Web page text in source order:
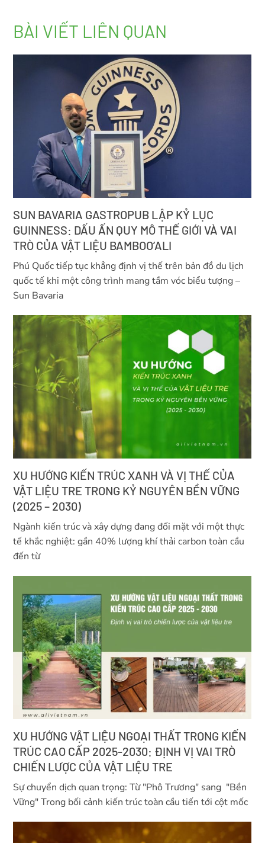
BÀI VIẾT LIÊN QUAN
SUN BAVARIA GASTROPUB LẬP KỶ LỤC
GUINNESS: DẤU ẤN QUY MÔ THẾ GIỚI VÀ VAI
TRÒ CỦA VẬT LIỆU BAMBOO’ALI
Phú Quốc tiếp tục khẳng định vị thế trên bản đồ du lịch
quốc tế khi một công trình mang tầm vóc biểu tượng –
Sun Bavaria
XU HƯỚNG KIẾN TRÚC XANH VÀ VỊ THẾ CỦA
VẬT LIỆU TRE TRONG KỶ NGUYÊN BỀN VỮNG
(2025 – 2030)
Ngành kiến trúc và xây dựng đang đối mặt với một thực
tế khắc nghiệt: gần 40% lượng khí thải carbon toàn cầu
đến từ
XU HƯỚNG VẬT LIỆU NGOẠI THẤT TRONG KIẾN
TRÚC CAO CẤP 2025-2030: ĐỊNH VỊ VAI TRÒ
CHIẾN LƯỢC CỦA VẬT LIỆU TRE
Sự chuyển dịch quan trọng: Từ "Phô Trương" sang "Bền
Vững" Trong bối cảnh kiến trúc toàn cầu tiến tới cột mốc